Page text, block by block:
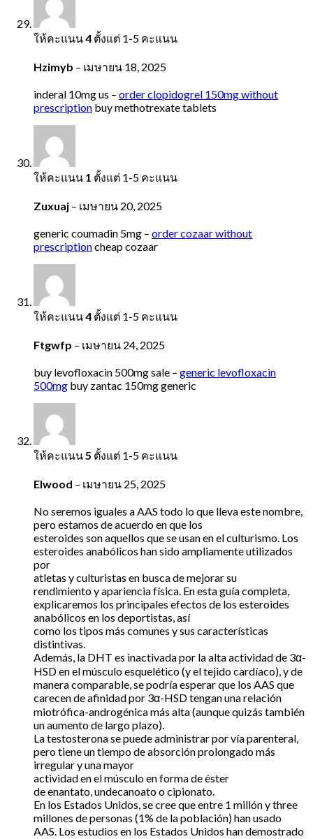
ให้คะแนน4 ตั้งแต่ 1-5 คะแนน
Hzimyb – เมษายน 18, 2025
inderal 10mg us – order clopidogrel 150mg without
prescription buy methotrexate tablets
ให้คะแนน 1 ตั้งแต่ 1-5 คะแนน
Zuxuaj – เมษายน 20, 2025
generic coumadin 5mg – order cozaar without
prescriptioncheap cozaar
ให้คะแนน4 ตั้งแต่ 1-5 คะแนน
Ftgwfp – เมษายน 24, 2025
buy levofloxacin 500mg sale – generic levofloxacin
500mg buy zantac 150mg generic
ให้คะแนน 5 ตั้งแต่ 1-5 คะแนน
Elwood – เมษายน 25, 2025
No seremos iguales a AAS todo lo que lleva este nombre,
pero estamos de acuerdo en que los
esteroides son aquellos que se usan en el culturismo. Los
esteroides anabólicos han sido ampliamente utilizados
por
atletas y culturistas en busca de mejorar su
rendimiento y apariencia física. En esta guía completa,
explicaremos los principales efectos de los esteroides
anabólicos en los deportistas, así
como los tipos más comunes y sus características
distintivas.
Además, la DHT es inactivada por la alta actividad de 3α-
HSD en el músculo esquelético (y el tejido cardíaco), y de
manera comparable, se podría esperar que los AAS que
carecen de afinidad por 3α-HSD tengan una relación
miotrófica-androgénica más alta (aunque quizás también
un aumento de largo plazo).
La testosterona se puede administrar por vía parenteral,
pero tiene un tiempo de absorción prolongado más
irregular y una mayor
actividad en el músculo en forma de éster
de enantato, undecanoato o cipionato.
En los Estados Unidos, se cree que entre 1 millón y three
millones de personas (1% de la población) han usado
AAS. Los estudios en los Estados Unidos han demostrado